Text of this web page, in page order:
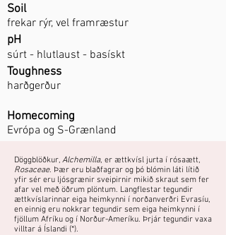
Soil
frekar rýr, vel framræstur
pH
súrt - hlutlaust - basískt
Toughness
harðgerður
Homecoming
Evrópa og S-Grænland
Döggblöðkur, Alchemilla, er ættkvísl jurta í rósaætt,
Rosaceae. Þær eru blaðfagrar og þó blómin láti lítið
yfir sér eru ljósgrænir sveipirnir mikið skraut sem fer
afar vel með öðrum plöntum. Langflestar tegundir
ættkvíslarinnar eiga heimkynni í norðanverðri Evrasíu,
en einnig eru nokkrar tegundir sem eiga heimkynni í
fjöllum Afríku og í Norður-Ameríku. Þrjár tegundir vaxa
villtar á Íslandi (*).